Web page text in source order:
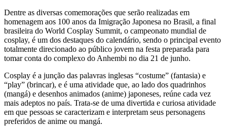
Dentre as diversas comemorações que serão realizadas em
homenagem aos 100 anos da Imigração Japonesa no Brasil, a final
brasileira do World Cosplay Summit, o campeonato mundial de
cosplay, é um dos destaques do calendário, sendo o principal evento
totalmente direcionado ao público jovem na festa preparada para
tomar conta do complexo do Anhembi no dia 21 de junho.
Cosplay é a junção das palavras inglesas “costume” (fantasia) e
“play” (brincar), e é uma atividade que, ao lado dos quadrinhos
(mangá) e desenhos animados (anime) japoneses, reúne cada vez
mais adeptos no país. Trata-se de uma divertida e curiosa atividade
em que pessoas se caracterizam e interpretam seus personagens
preferidos de anime ou mangá.